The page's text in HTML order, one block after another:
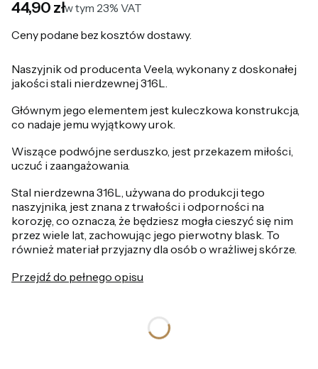
Cena
44,90 złw tym 23% VAT
w tym 23% VAT
Ceny podane bez kosztów dostawy.
Naszyjnik od producenta Veela, wykonany z doskonałej
jakości stali nierdzewnej 316L.
Głównym jego elementem jest kuleczkowa konstrukcja,
co nadaje jemu wyjątkowy urok.
Wiszące podwójne serduszko, jest przekazem miłości,
uczuć i zaangażowania.
Stal nierdzewna 316L, używana do produkcji tego
naszyjnika, jest znana z trwałości i odporności na
korozję, co oznacza, że będziesz mogła cieszyć się nim
przez wiele lat, zachowując jego pierwotny blask. To
również materiał przyjazny dla osób o wrażliwej skórze.
Przejdź do pełnego opisu